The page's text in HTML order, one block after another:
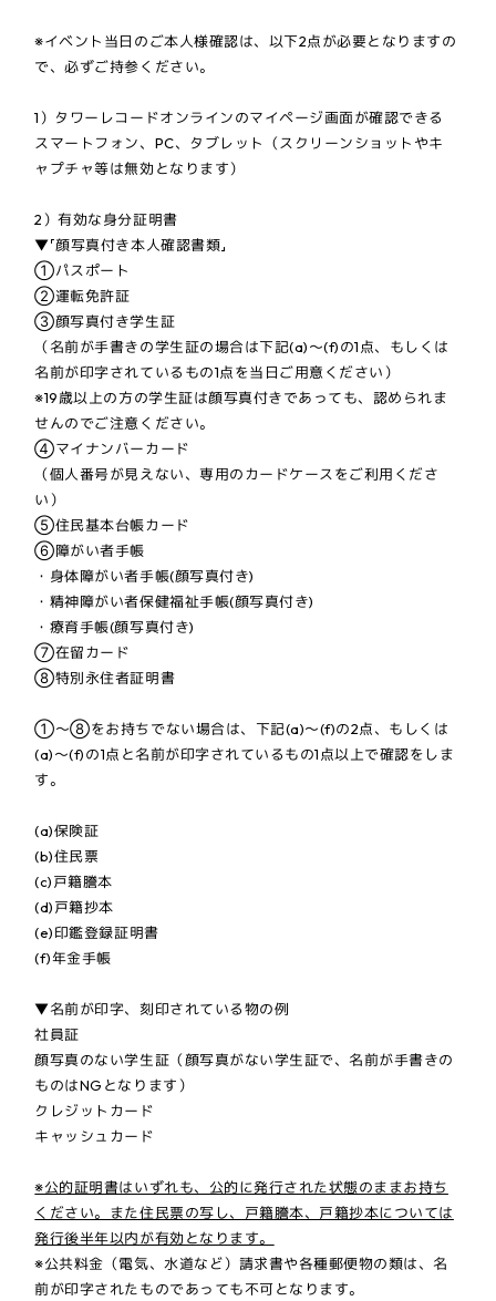
※イベント当日のご本人様確認は、以下2点が必要となりますの
で、必ずご持参ください。
1）タワーレコードオンラインのマイページ画面が確認できる
スマートフォン、PC、タブレット（スクリーンショットやキ
ャプチャ等は無効となります）
2）有効な身分証明書
▼「顔写真付き本人確認書類」
①パスポート
②運転免許証
③顔写真付き学生証
（名前が手書きの学生証の場合は下記(a)〜(f)の1点、もしくは
名前が印字されているもの1点を当日ご用意ください）
※19歳以上の方の学生証は顔写真付きであっても、認められま
せんのでご注意ください。
④マイナンバーカード
（個人番号が見えない、専用のカードケースをご利用くださ
い）
⑤住民基本台帳カード
⑥障がい者手帳
・身体障がい者手帳(顔写真付き)
・精神障がい者保健福祉手帳(顔写真付き)
・療育手帳(顔写真付き)
⑦在留カード
⑧特別永住者証明書
①〜⑧をお持ちでない場合は、下記(a)〜(f)の2点、もしくは
(a)〜(f)の1点と名前が印字されているもの1点以上で確認をしま
す。
(a)保険証
(b)住民票
(c)戸籍謄本
(d)戸籍抄本
(e)印鑑登録証明書
(f)年金手帳
▼名前が印字、刻印されている物の例
社員証
顔写真のない学⽣証（顔写真がない学生証で、名前が手書きの
ものはNGとなります）
クレジットカード
キャッシュカード
※公的証明書はいずれも、公的に発行された状態のままお持ち
ください。また住民票の写し、戸籍謄本、戸籍抄本については
発行後半年以内が有効となります。
※公共料⾦（電気、⽔道など）請求書や各種郵便物の類は、名
前が印字されたものであっても不可となります。